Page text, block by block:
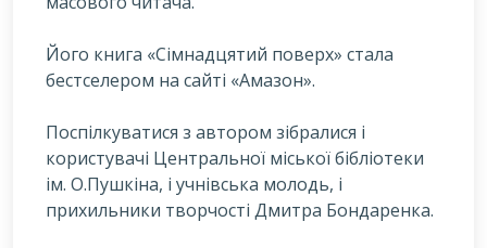
Його книга «Сімнадцятий поверх» стала
бестселером на сайті «Амазон».
Поспілкуватися з автором зібралися і
користувачі Центральної міської бібліотеки
ім. О.Пушкіна, і учнівська молодь, і
прихильники творчості Дмитра Бондаренка.